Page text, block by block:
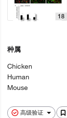
高级验证
18
种属
Chicken
Human
Mouse